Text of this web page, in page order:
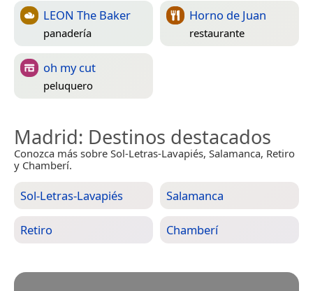
LEON The Baker
panadería
Horno de Juan
restaurante
oh my cut
peluquero
Madrid: Destinos destacados
Conozca más sobre Sol-Letras-Lavapiés, Salamanca, Retiro
y Chamberí.
Sol-Letras-Lavapiés Salamanca
Retiro Chamberí